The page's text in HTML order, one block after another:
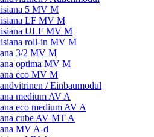
5 MV M
LF MV M
ULF MV M
roll-in MV M
3/2 MV M
optima MV M
eco MV M
/ Einbaumodul
medium AV A
eco medium AV A
cube AV MT A
MV A-d